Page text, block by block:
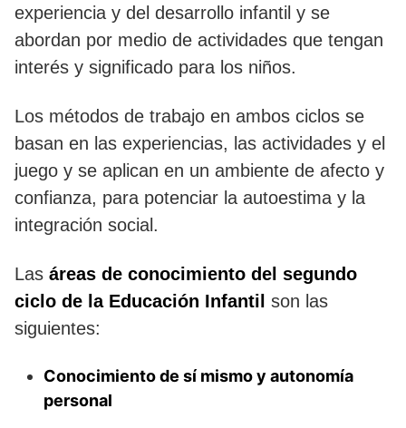
experiencia y del desarrollo infantil y se
abordan por medio de actividades que tengan
interés y significado para los niños.
Los métodos de trabajo en ambos ciclos se
basan en las experiencias, las actividades y el
juego y se aplican en un ambiente de afecto y
confianza, para potenciar la autoestima y la
integración social.
Las áreas de conocimiento del segundo
ciclo de la Educación Infantil son las
siguientes:
Conocimiento de sí mismo y autonomía
personal